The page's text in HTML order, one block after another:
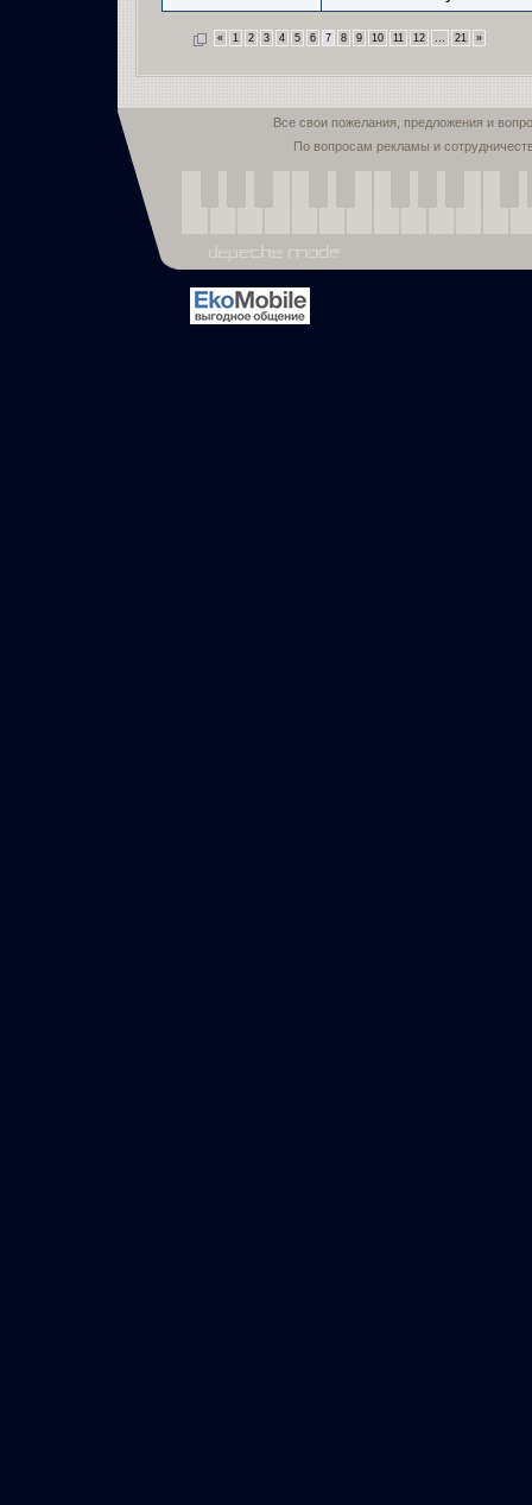
« 1 2 3 4 5 6 7 8 9 10 11 12 ... 21 »
Все свои пожелания, предложения и
По вопросам рекламы и